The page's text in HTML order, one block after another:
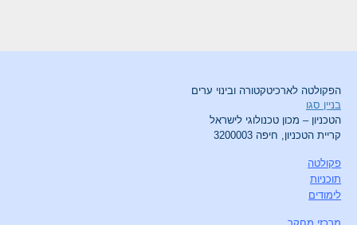
הפקולטה לארכיטקטורה ובינוי ערים
בניין סגו
הטכניון – מכון טכנולוגי לישראל
קריית הטכניון, חיפה 3200003
פקולטה
תוכניות
לימודים